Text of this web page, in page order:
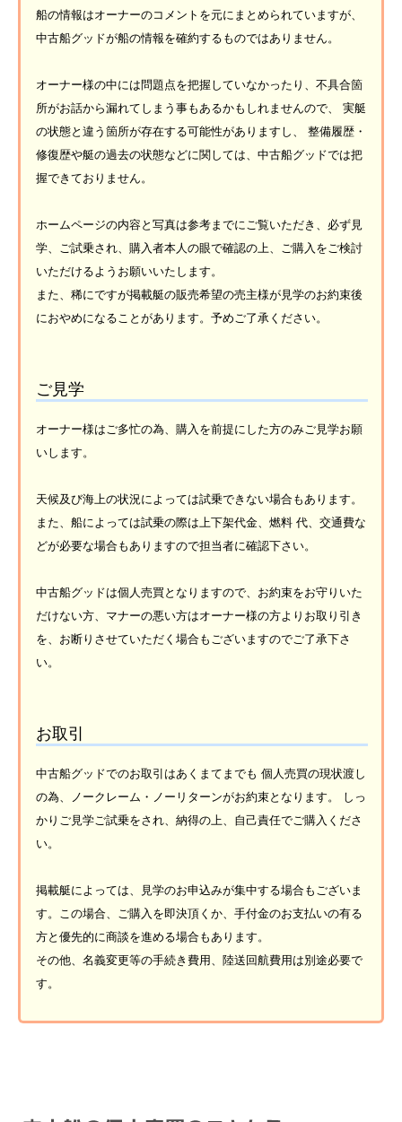
船の情報はオーナーのコメントを元にまとめられていますが、
中古船グッドが船の情報を確約するものではありません。
オーナー様の中には問題点を把握していなかったり、不具合箇
所がお話から漏れてしまう事もあるかもしれませんので、 実艇
の状態と違う箇所が存在する可能性がありますし、 整備履歴・
修復歴や艇の過去の状態などに関しては、中古船グッドでは把
握できておりません。
ホームページの内容と写真は参考までにご覧いただき、必ず見
学、ご試乗され、購入者本人の眼で確認の上、ご購入をご検討
いただけるようお願いいたします。
また、稀にですが掲載艇の販売希望の売主様が見学のお約束後
におやめになることがあります。予めご了承ください。
ご見学
オーナー様はご多忙の為、購入を前提にした方のみご見学お願
いします。
天候及び海上の状況によっては試乗できない場合もあります。
また、船によっては試乗の際は上下架代金、燃料 代、交通費な
どが必要な場合もありますので担当者に確認下さい。
中古船グッドは個人売買となりますので、お約束をお守りいた
だけない方、マナーの悪い方はオーナー様の方よりお取り引き
を、お断りさせていただく場合もございますのでご了承下さ
い。
お取引
中古船グッドでのお取引はあくまてまでも 個人売買の現状渡し
の為、ノークレーム・ノーリターンがお約束となります。 しっ
かりご見学ご試乗をされ、納得の上、自己責任でご購入くださ
い。
掲載艇によっては、見学のお申込みが集中する場合もございま
す。この場合、ご購入を即決頂くか、手付金のお支払いの有る
方と優先的に商談を進める場合もあります。
その他、名義変更等の手続き費用、陸送回航費用は別途必要で
す。